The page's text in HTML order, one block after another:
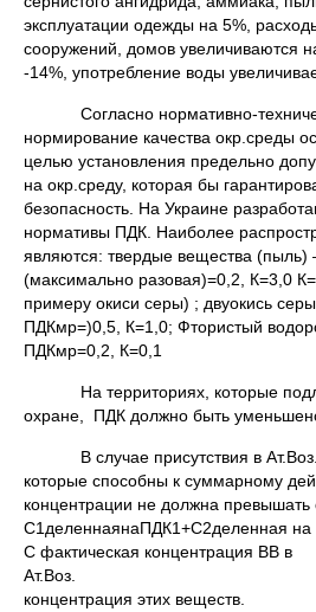
эксплуатации одежды на 5%,
сооружений, домов увеличиваются
-14%, употребление воды
Согласно нормативно-
нормирование качества окр.среды
целью установления предельно
на окр.среду, которая бы
безопасность. На Украине
нормативы ПДК. Наиболее
являются: твердые вещества
(максимально разовая)=0,2, К=3,0
примеру окиси серы) ; двуокись
ПДКмр=)0,5, К=1,0; Фтористый
ПДКмр=0,2, К=0,1
На территориях, которые
охране, ПДК должно быть
В случае присутствия в Ат.Воз.
которые способны к суммарному
концентрации не должна
С1деленнаянаПДК1+С2деленная
С фактическая концентрация ВВ в
концентрация этих веществ.